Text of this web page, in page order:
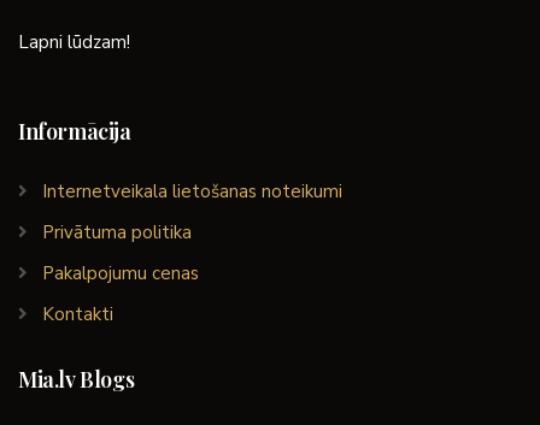
Lapni lūdzam!
Informācija
Internetveikala lietošanas noteikumi
Privātuma politika
Pakalpojumu cenas
Kontakti
Mia.lv Blogs